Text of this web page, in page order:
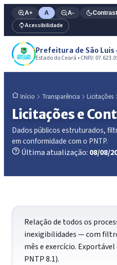
A+ A A-
Acessibilidade
Prefeitura de São Luis
Estado do Ceará • CNPJ:
Início Transparência Licitações
Licitações e
Dados públicos estruturados,
em conformidade com o PNTP.
Última atualização: 08/08/
Relação de todos os
inexigibilidades — com
mês e exercício.
PNTP 8.1).